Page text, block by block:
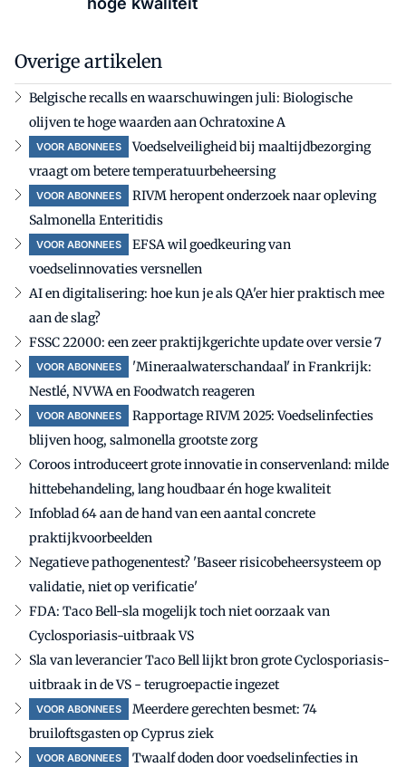
Overige artikelen
Belgische recalls en waarschuwingen juli: Biologische
olijven te hoge waarden aan Ochratoxine A
VOOR ABONNEES
Voedselveiligheid bij maaltijdbezorging
vraagt om betere temperatuurbeheersing
VOOR ABONNEES
RIVM heropent onderzoek naar opleving
Salmonella Enteritidis
VOOR ABONNEES
EFSA wil goedkeuring van
voedselinnovaties versnellen
AI en digitalisering: hoe kun je als QA'er hier praktisch mee
aan de slag?
FSSC 22000: een zeer praktijkgerichte update over versie 7
VOOR ABONNEES
'Mineraalwaterschandaal' in Frankrijk:
Nestlé, NVWA en Foodwatch reageren
VOOR ABONNEES
Rapportage RIVM 2025: Voedselinfecties
blijven hoog, salmonella grootste zorg
Coroos introduceert grote innovatie in conservenland: milde
hittebehandeling, lang houdbaar én hoge kwaliteit
Infoblad 64 aan de hand van een aantal concrete
praktijkvoorbeelden
Negatieve pathogenentest? 'Baseer risicobeheersysteem op
validatie, niet op verificatie'
FDA: Taco Bell-sla mogelijk toch niet oorzaak van
Cyclosporiasis-uitbraak VS
Sla van leverancier Taco Bell lijkt bron grote Cyclosporiasis-
uitbraak in de VS - terugroepactie ingezet
VOOR ABONNEES
Meerdere gerechten besmet: 74
bruiloftsgasten op Cyprus ziek
VOOR ABONNEES
Twaalf doden door voedselinfecties in